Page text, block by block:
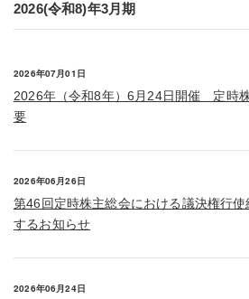
2026(令和8)年3月期
2026年07月01日
2026年（令和8年）6月24日開催 定時
要
2026年06月26日
第46回定時株主総会における議決権行使
するお知らせ
2026年06月24日